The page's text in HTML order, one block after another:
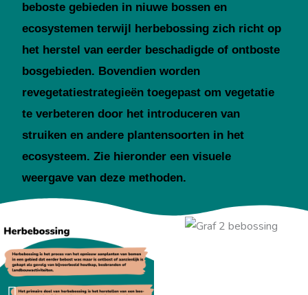
beboste gebieden in niuwe bossen en
ecosystemen terwijl herbebossing zich richt op
het herstel van eerder beschadigde of ontboste
bosgebieden. Bovendien worden
revegetatiestrategieën toegepast om vegetatie
te verbeteren door het introduceren van
struiken en andere plantensoorten in het
ecosysteem. Zie hieronder een visuele
weergave van deze methoden.